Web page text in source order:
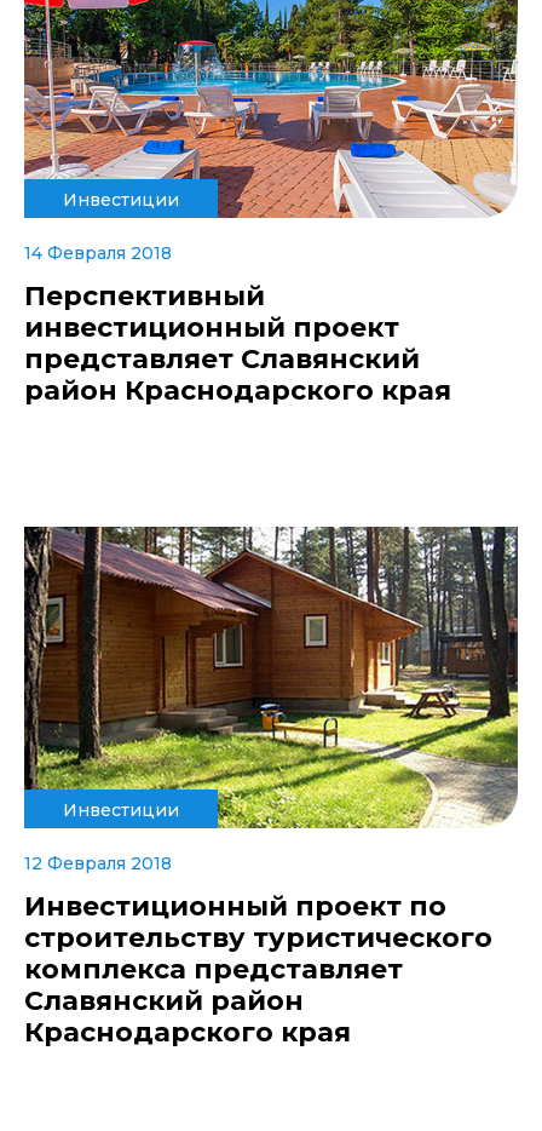
Инвестиции
14 Февраля 2018
Перспективный
инвестиционный проект
представляет Славянский
район Краснодарского края
Инвестиции
12 Февраля 2018
Инвестиционный проект по
строительству туристического
комплекса представляет
Славянский район
Краснодарского края